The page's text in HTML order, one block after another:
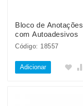
Bloco de Anotações
com Autoadesivos
Código: 18557
Adicionar